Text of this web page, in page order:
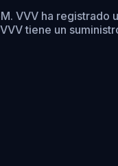
VVV ha registrado
VVV tiene un